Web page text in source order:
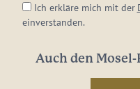
Ich erkläre mich mit der
einverstanden.
Auch den